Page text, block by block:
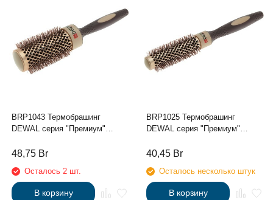
BRP1043 Термобрашинг
DEWAL серия "Премиум"
нейлоновая щетина, литая
48,75 Br
Осталось 2 шт.
В корзину
BRP1025 Термобрашинг
DEWAL серия "Премиум"
нейлоновая щетина, литая
40,45 Br
Осталось несколько штук
В корзину